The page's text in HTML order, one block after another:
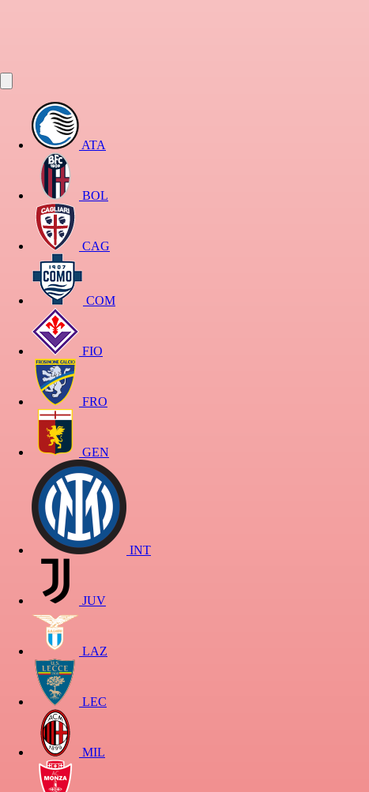
ATA
BOL
CAG
COM
FIO
FRO
GEN
INT
JUV
LAZ
LEC
MIL